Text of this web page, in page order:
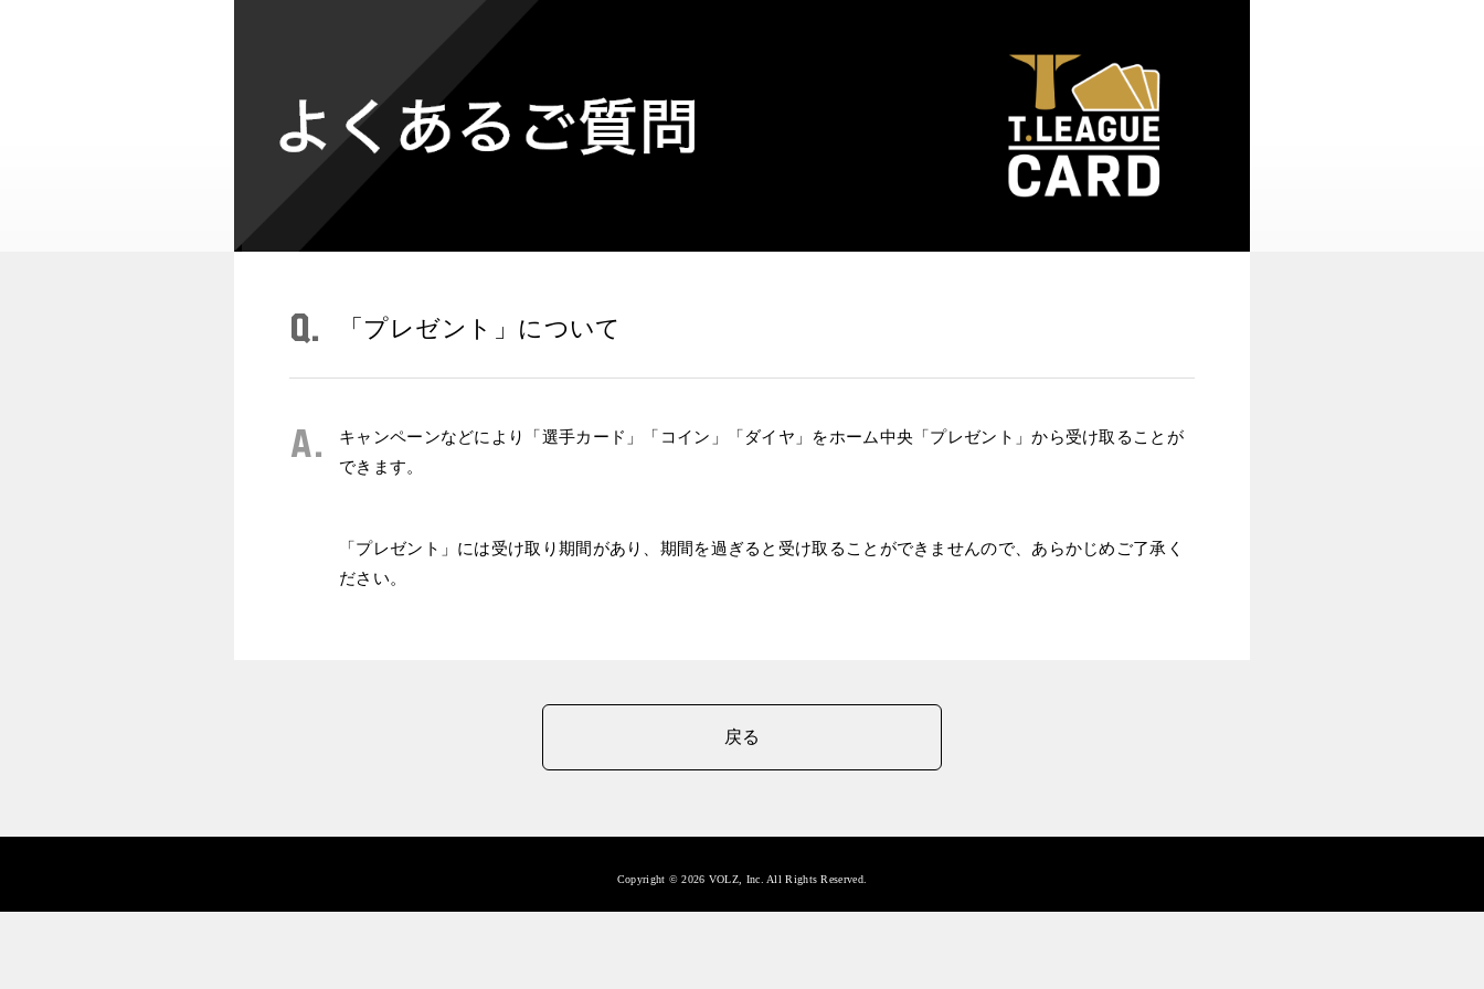
Q. 「プレゼント」について
A.
キャンペーンなどにより「選手カード」「コイン」「ダイヤ」をホーム中央「プレゼント」から受け取ることが
できます。
「プレゼント」には受け取り期間があり、期間を過ぎると受け取ることができませんので、あらかじめご了承く
ださい。
戻る
Copyright © 2026 VOLZ, Inc. All Rights Reserved.